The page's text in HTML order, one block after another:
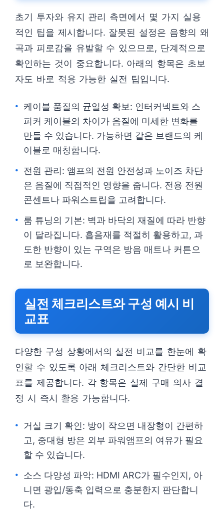
초기 투자와 유지 관리 측면에서 몇 가지 실용
적인 팁을 제시합니다. 잘못된 설정은 음향의 왜
곡과 피로감을 유발할 수 있으므로, 단계적으로
확인하는 것이 중요합니다. 아래의 항목은 초보
자도 바로 적용 가능한 실전 팁입니다.
케이블 품질의 균일성 확보: 인터커넥트와 스
피커 케이블의 차이가 음질에 미세한 변화를
만들 수 있습니다. 가능하면 같은 브랜드의 케
이블로 매칭합니다.
전원 관리: 앰프의 전원 안전성과 노이즈 차단
은 음질에 직접적인 영향을 줍니다. 전용 전원
콘센트나 파워스트립을 고려합니다.
룸 튜닝의 기본: 벽과 바닥의 재질에 따라 반향
이 달라집니다. 흡음재를 적절히 활용하고, 과
도한 반향이 있는 구역은 방음 매트나 커튼으
로 보완합니다.
실전 체크리스트와 구성 예시 비
교표
다양한 구성 상황에서의 실전 비교를 한눈에 확
인할 수 있도록 아래 체크리스트와 간단한 비교
표를 제공합니다. 각 항목은 실제 구매 의사 결
정 시 즉시 활용 가능합니다.
거실 크기 확인: 방이 작으면 내장형이 간편하
고, 중대형 방은 외부 파워앰프의 여유가 필요
할 수 있습니다.
소스 다양성 파악: HDMI ARC가 필수인지, 아
니면 광입/동축 입력으로 충분한지 판단합니
다.